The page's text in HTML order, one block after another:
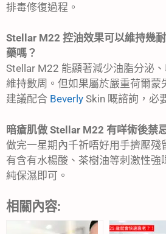
排毒修復過程。
Stellar M22 控油效果可以維持幾
藥嗎？
Stellar M22 能顯著減少油脂分泌
維持數周。但如果屬於嚴重荷爾蒙
建議配合 Beverly Skin 嘅諮詢，必
暗瘡肌做 Stellar M22 有咩術後禁
做完一星期內千祈唔好用手擠壓殘
有含有水楊酸、茶樹油等刺激性強
純保濕即可。
相關內容: